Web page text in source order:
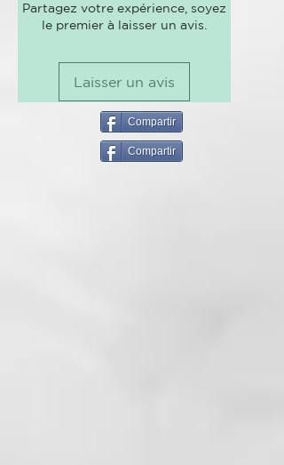
rápido con tecnología ghd Halo™
y doble flujo de aire.
Sensación de frescura en raíces
y al tacto
Sin daño por calor¹
TECNOLOGÍA
Secador de pelo profesional ghd
Partagez votre expérience, soyez
le premier à laisser un avis.
Laisser un avis
Compartir
Compartir